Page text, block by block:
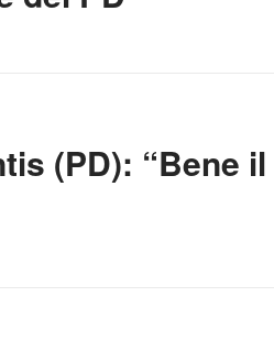
(PD): “Bene il